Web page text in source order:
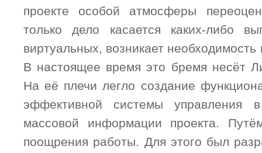
проекте особой атмосферы
только дело касается каких-либо
виртуальных, возникает
В настоящее время это бремя несёт
На её плечи легло создание
эффективной системы управления в
массовой информации проекта.
поощрения работы. Для этого был